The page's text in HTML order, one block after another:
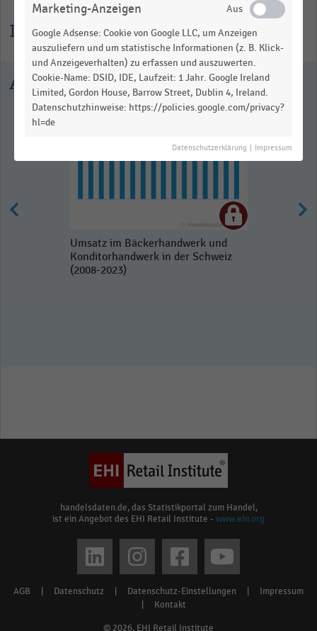
Informationen zur Statistik
Ausgewählte Statistiken
Umsatz im Bäckerhandwerk und
Konditorhandwerk in der Schweiz
(2008-2023)
handelsdaten.de, das Statistikportal zum Handel,
ist ein Angebot des EHI Retail Institute - www.ehi.org
© 2026, EHI Retail Institute
Footer
AGB Datenschutz Datenschutz-Einstellungen
Impressum
Kontakt
Marketing-Anzeigen
Google Adsense: Cookie von Google LLC, um Anzeigen
auszuliefern und um statistische Informationen (z. B. Klick-
und Anzeigeverhalten) zu erfassen und auszuwerten.
Cookie-Name: DSID, IDE, Laufzeit: 1 Jahr. Google Ireland
Limited, Gordon House, Barrow Street, Dublin 4, Ireland.
Datenschutzhinweise: https://policies.google.com/privacy?
hl=de
Datenschutzerklärung Impressum